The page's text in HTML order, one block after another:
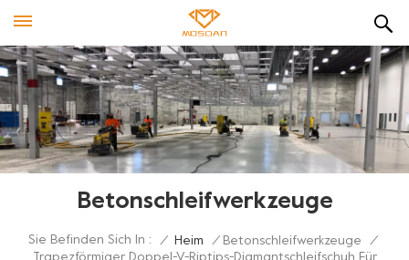
Betonschleifwerkzeuge
Sie Befinden Sich In : / Heim / Betonschleifwerkzeuge
/